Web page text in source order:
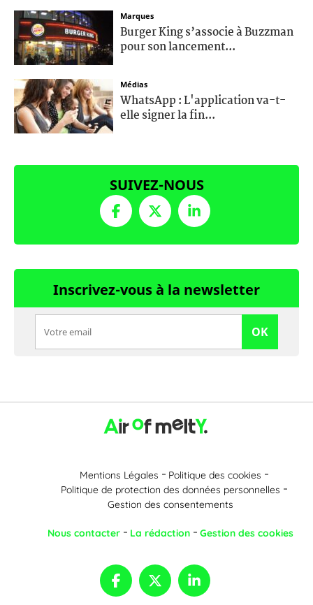
Marques
Burger King s’associe à Buzzman
pour son lancement...
Médias
WhatsApp : L'application va-t-
elle signer la fin...
SUIVEZ-NOUS
Inscrivez-vous à la newsletter
OK
Mentions Légales
Politique des cookies
Politique de protection des données personnelles
Gestion des consentements
Nous contacter La rédaction Gestion des cookies